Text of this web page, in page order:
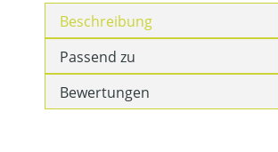
Beschreibung
Passend zu
Bewertungen